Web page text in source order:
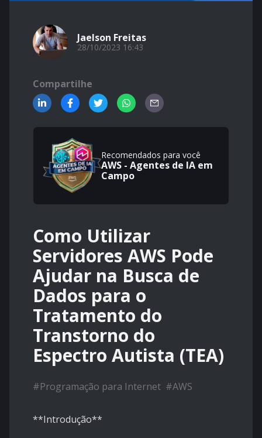
Jaelson Freitas
28/10/2023 16:43
Compartilhe
Recomendados para você
AWS - Agentes de IA em
Campo
Como Utilizar
Servidores AWS Pode
Ajudar na Busca de
Dados para o
Tratamento do
Transtorno do
Espectro Autista (TEA)
#Programação para Internet #AWS
**Introdução**